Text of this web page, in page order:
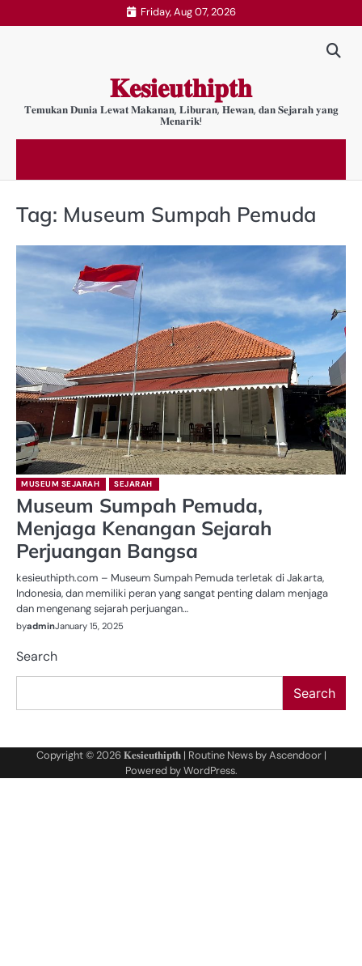
to
Friday, Aug 07, 2026
𝐊𝐞𝐬𝐢𝐞𝐮𝐭𝐡𝐢𝐩𝐭𝐡
𝐓𝐞𝐦𝐮𝐤𝐚𝐧 𝐃𝐮𝐧𝐢𝐚 𝐋𝐞𝐰𝐚𝐭 𝐌𝐚𝐤𝐚𝐧𝐚𝐧, 𝐋𝐢𝐛𝐮𝐫𝐚𝐧, 𝐇𝐞𝐰𝐚𝐧, 𝐝𝐚𝐧 𝐒𝐞𝐣𝐚𝐫𝐚𝐡 𝐲𝐚𝐧𝐠
𝐌𝐞𝐧𝐚𝐫𝐢𝐤!
Tag: Museum Sumpah Pemuda
MUSEUM SEJARAH SEJARAH
Museum Sumpah Pemuda,
Menjaga Kenangan Sejarah
Perjuangan Bangsa
kesieuthipth.com – Museum Sumpah Pemuda terletak di Jakarta,
Indonesia, dan memiliki peran yang sangat penting dalam menjaga
dan mengenang sejarah perjuangan…
byadminJanuary 15, 2025
Search
Search
Copyright © 2026𝐊𝐞𝐬𝐢𝐞𝐮𝐭𝐡𝐢𝐩𝐭𝐡| Routine News byAscendoor|
Powered byWordPress.